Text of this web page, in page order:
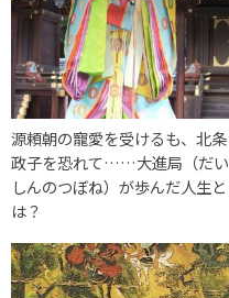
源頼朝の寵愛を受けるも、北条
政子を恐れて……大進局（だい
しんのつぼね）が歩んだ人生と
は？